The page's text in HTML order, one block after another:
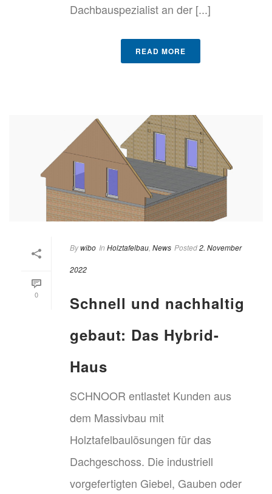
Dachbauspezialist an der [...]
READ MORE
0
Bywibo In Holztafelbau News Posted2. November
2022
Schnell und nachhaltig
gebaut: Das Hybrid-
Haus
SCHNOOR entlastet Kunden aus
dem Massivbau mit
Holztafelbaulösungen für das
Dachgeschoss. Die industriell
vorgefertigten Giebel, Gauben oder